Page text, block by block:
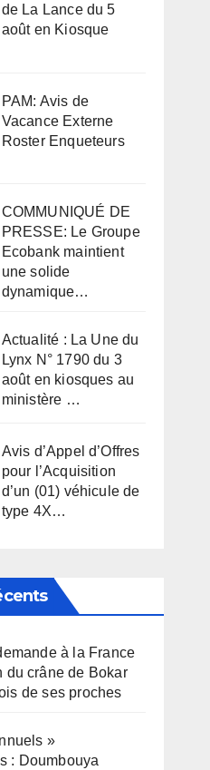
de La Lance du 5
août en Kiosque
PAM: Avis de
Vacance Externe
Roster Enqueteurs
COMMUNIQUÉ DE
PRESSE: Le Groupe
Ecobank maintient
une solide
dynamique…
Actualité : La Une du
Lynx N° 1790 du 3
août en kiosques au
ministère …
Avis d’Appel d’Offres
pour l’Acquisition
d’un (01) véhicule de
type 4X…
à la France
du crâne de Bokar
de ses proches
»
: Doumbouya